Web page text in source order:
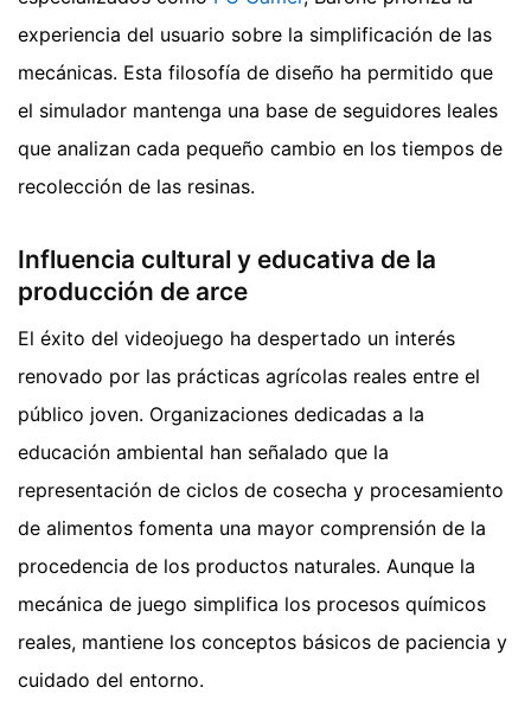
experiencia del usuario sobre la simplificación de las
mecánicas. Esta filosofía de diseño ha permitido que
el simulador mantenga una base de seguidores leales
que analizan cada pequeño cambio en los tiempos de
recolección de las resinas.
Influencia cultural y educativa de la
producción de arce
El éxito del videojuego ha despertado un interés
renovado por las prácticas agrícolas reales entre el
público joven. Organizaciones dedicadas a la
educación ambiental han señalado que la
representación de ciclos de cosecha y procesamiento
de alimentos fomenta una mayor comprensión de la
procedencia de los productos naturales. Aunque la
mecánica de juego simplifica los procesos químicos
reales, mantiene los conceptos básicos de paciencia y
cuidado del entorno.